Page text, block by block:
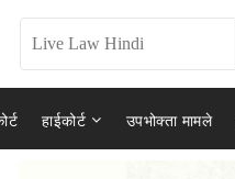
हाईकोर्ट उपभोक्ता मामले